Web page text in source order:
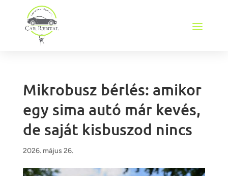
Mikrobusz bérlés: amikor
egy sima autó már kevés,
de saját kisbuszod nincs
2026. május 26.